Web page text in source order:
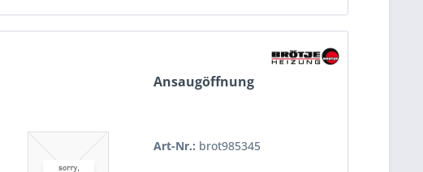
Ansaugöffnung
Art-Nr.: brot985345